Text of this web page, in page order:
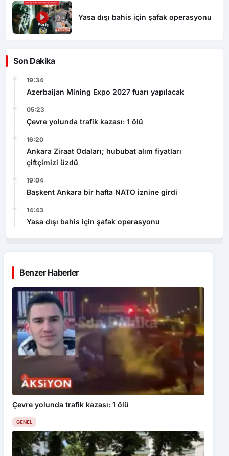
Yasa dışı bahis için şafak operasyonu
Son Dakika
19:34
Azerbaijan Mining Expo 2027 fuarı yapılacak
05:23
Çevre yolunda trafik kazası: 1 ölü
16:20
Ankara Ziraat Odaları; hububat alım fiyatları
çiftçimizi üzdü
19:04
Başkent Ankara bir hafta NATO iznine girdi
14:43
Yasa dışı bahis için şafak operasyonu
Benzer Haberler
Çevre yolunda trafik kazası: 1 ölü
GENEL